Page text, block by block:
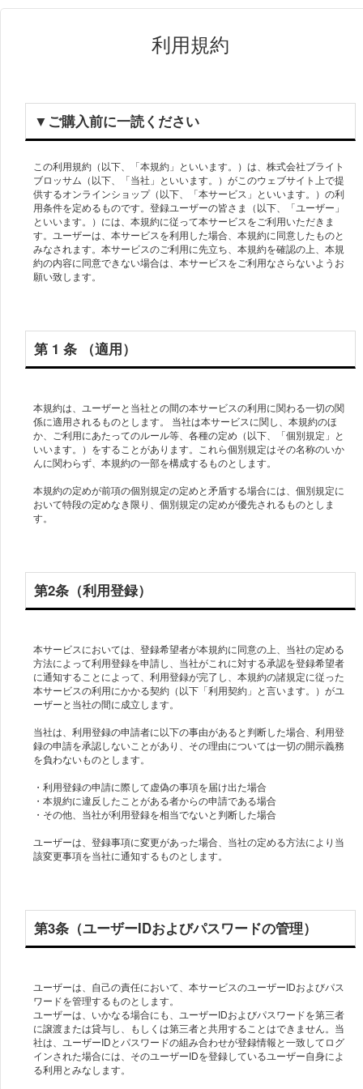
利用規約
▼ご購⼊前に⼀読ください
この利用規約（以下、「本規約」といいます。）は、株式会社ブライト
ブロッサム（以下、「当社」といいます。）がこのウェブサイト上で提
供するオンラインショップ（以下、「本サービス」といいます。）の利
用条件を定めるものです。登録ユーザーの皆さま（以下、「ユーザー」
といいます。）には、本規約に従って本サービスをご利用いただきま
す。ユーザーは、本サービスを利用した場合、本規約に同意したものと
みなされます。本サービスのご利用に先立ち、本規約を確認の上、本規
約の内容に同意できない場合は、本サービスをご利用なさらないようお
願い致します。
第 1 条 （適⽤）
本規約は、ユーザーと当社との間の本サービスの利用に関わる一切の関
係に適用されるものとします。 当社は本サービスに関し、本規約のほ
か、ご利用にあたってのルール等、各種の定め（以下、「個別規定」と
いいます。）をすることがあります。これら個別規定はその名称のいか
んに関わらず、本規約の一部を構成するものとします。
本規約の定めが前項の個別規定の定めと矛盾する場合には、個別規定に
おいて特段の定めなき限り、個別規定の定めが優先されるものとしま
す。
第2条（利用登録）
本サービスにおいては、登録希望者が本規約に同意の上、当社の定める
方法によって利用登録を申請し、当社がこれに対する承認を登録希望者
に通知することによって、利用登録が完了し、本規約の諸規定に従った
本サービスの利用にかかる契約（以下「利用契約」と言います。）がユ
ーザーと当社の間に成立します。
当社は、利用登録の申請者に以下の事由があると判断した場合、利用登
録の申請を承認しないことがあり、その理由については一切の開示義務
を負わないものとします。
・利用登録の申請に際して虚偽の事項を届け出た場合
・本規約に違反したことがある者からの申請である場合
・その他、当社が利用登録を相当でないと判断した場合
ユーザーは、登録事項に変更があった場合、当社の定める方法により当
該変更事項を当社に通知するものとします。
第3条（ユーザーIDおよびパスワードの管理）
ユーザーは、自己の責任において、本サービスのユーザーIDおよびパス
ワードを管理するものとします。
ユーザーは、いかなる場合にも、ユーザーIDおよびパスワードを第三者
に譲渡または貸与し、もしくは第三者と共用することはできません。当
社は、ユーザーIDとパスワードの組み合わせが登録情報と一致してログ
インされた場合には、そのユーザーIDを登録しているユーザー自身によ
る利用とみなします。